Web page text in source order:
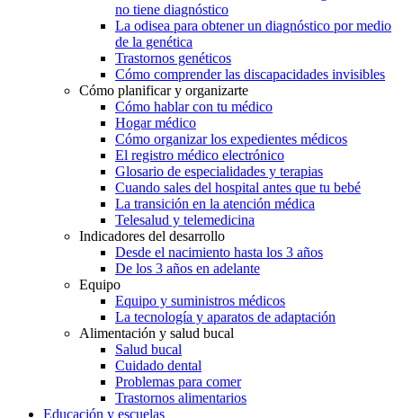
no tiene diagnóstico
La odisea para obtener un diagnóstico por medio
de la genética
Trastornos genéticos
Cómo comprender las discapacidades invisibles
Cómo planificar y organizarte
Cómo hablar con tu médico
Hogar médico
Cómo organizar los expedientes médicos
El registro médico electrónico
Glosario de especialidades y terapias
Cuando sales del hospital antes que tu bebé
La transición en la atención médica
Telesalud y telemedicina
Indicadores del desarrollo
Desde el nacimiento hasta los 3 años
De los 3 años en adelante
Equipo
Equipo y suministros médicos
La tecnología y aparatos de adaptación
Alimentación y salud bucal
Salud bucal
Cuidado dental
Problemas para comer
Trastornos alimentarios
Educación y escuelas